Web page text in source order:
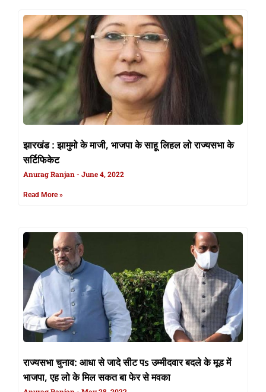
झारखंड : झामुमो के माजी, भाजपा के साहू लिहल लो राज्यसभा के
सर्टिफिकेट
Anurag Ranjan June 4, 2022
Read More »
राज्यसभा चुनाव: आधा से जादे सीट पs उम्मीदवार बदले के मूड में
भाजपा, एह लो के मिल सकत बा फेर से मवका